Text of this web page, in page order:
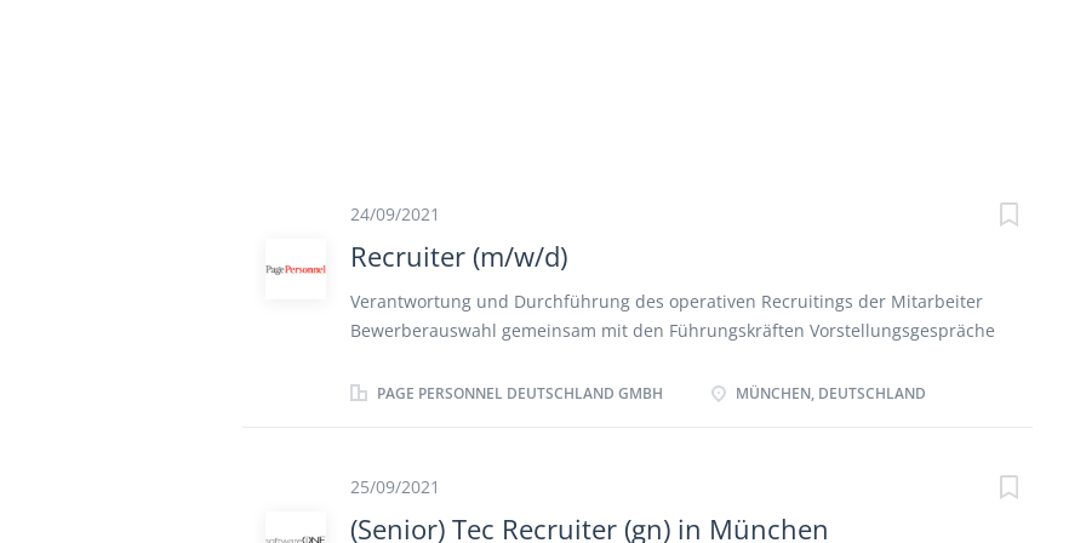
24/09/2021
Recruiter (m/w/d)
Verantwortung und Durchführung des operativen Recruitings der Mitarbeiter
Bewerberauswahl gemeinsam mit den Führungskräften Vorstellungsgespräche
Personalbeschaffung Enge und konstruktive Zusammenarbeit mit den
qualitative Vorstellungsgespräche, Feedback) Prozessoptimierung und
PAGE PERSONNEL DEUTSCHLAND GMBH MÜNCHEN, DEUTSCHLAND
25/09/2021
(Senior) Tec Recruiter (gn) in München